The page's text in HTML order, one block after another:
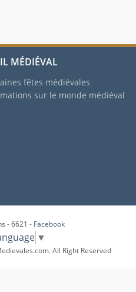
MÉDIÉVAL
fêtes médiévales
sur le monde médiéval
- 6621 - Facebook
▼
All Right Reserved